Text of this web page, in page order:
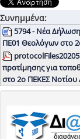
Συνημμένα:
5794 - Νέα
ΠΕ01 Θεολόγων στο
προτίμησης για
στο 2ο ΠΕΚΕΣ Νοτίου